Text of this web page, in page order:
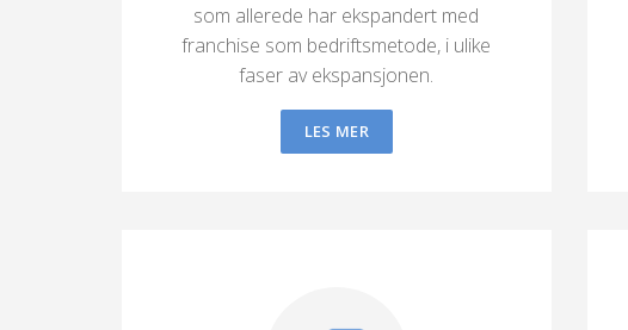
som allerede har ekspandert med
franchise som bedriftsmetode, i ulike
faser av ekspansjonen.
LES MER